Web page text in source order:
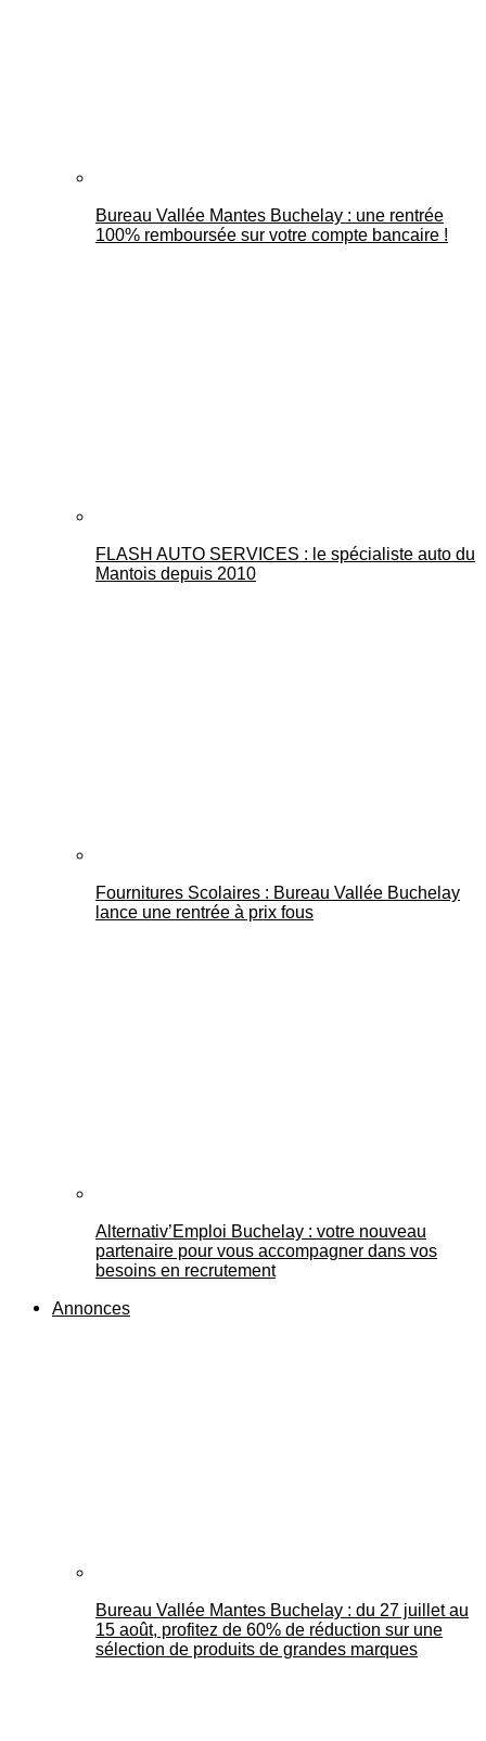
Bureau Vallée Mantes Buchelay : une rentrée
100% remboursée sur votre compte bancaire !
FLASH AUTO SERVICES : le spécialiste auto du
Mantois depuis 2010
Fournitures Scolaires : Bureau Vallée Buchelay
lance une rentrée à prix fous
Alternativ’Emploi Buchelay : votre nouveau
partenaire pour vous accompagner dans vos
besoins en recrutement
Annonces
Bureau Vallée Mantes Buchelay : du 27 juillet au
15 août, profitez de 60% de réduction sur une
sélection de produits de grandes marques